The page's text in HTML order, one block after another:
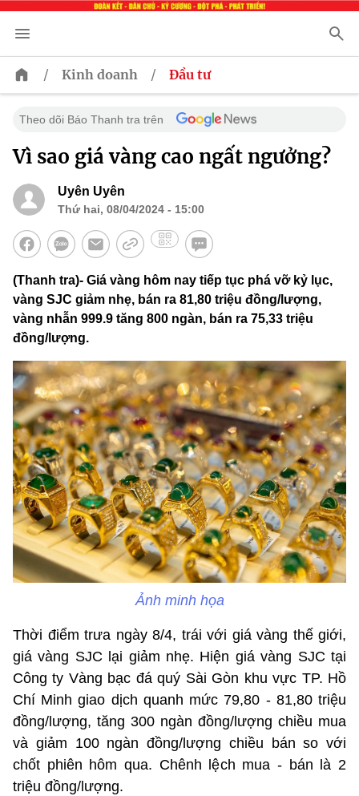
/ Kinh doanh / Đầu tư
Theo dõi Báo Thanh tra trên
Vì sao giá vàng cao ngất ngưởng?
Uyên Uyên
Thứ hai, 08/04/2024 - 15:00
(Thanh tra)- Giá vàng hôm nay tiếp tục phá vỡ kỷ lục,
vàng SJC giảm nhẹ, bán ra 81,80 triệu đồng/lượng,
vàng nhẫn 999.9 tăng 800 ngàn, bán ra 75,33 triệu
đồng/lượng.
Ảnh minh họa
Thời điểm trưa ngày 8/4, trái với giá vàng thế giới,
giá vàng SJC lại giảm nhẹ. Hiện giá vàng SJC tại
Công ty Vàng bạc đá quý Sài Gòn khu vực TP. Hồ
Chí Minh giao dịch quanh mức 79,80 - 81,80 triệu
đồng/lượng, tăng 300 ngàn đồng/lượng chiều mua
và giảm 100 ngàn đồng/lượng chiều bán so với
chốt phiên hôm qua. Chênh lệch mua - bán là 2
triệu đồng/lượng.